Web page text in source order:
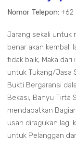
Nomor Telepon: +62
Jarang sekali untuk
benar akan kembali
tidak baik, Maka
untuk Tukang/Jasa
Bukti Bergaransi
Bekasi, Banyu Tirta
mendapatkan
usah diragukan lagi
untuk Pelanggan